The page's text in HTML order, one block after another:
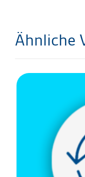
Ähnliche